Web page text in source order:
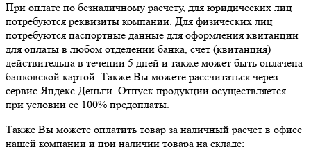
При оплате по безналичному расчету, для юридических лиц
потребуются реквизиты компании. Для физических лиц
потребуются паспортные данные для оформления квитанции
для оплаты в любом отделении банка, счет (квитанция)
действительна в течении 5 дней и также может быть оплачена
банковской картой. Также Вы можете рассчитаться через
сервис Яндекс Деньги. Отпуск продукции осуществляется
при условии ее 100% предоплаты.
Также Вы можете оплатить товар за наличный расчет в офисе
нашей компании и при наличии товара на складе;